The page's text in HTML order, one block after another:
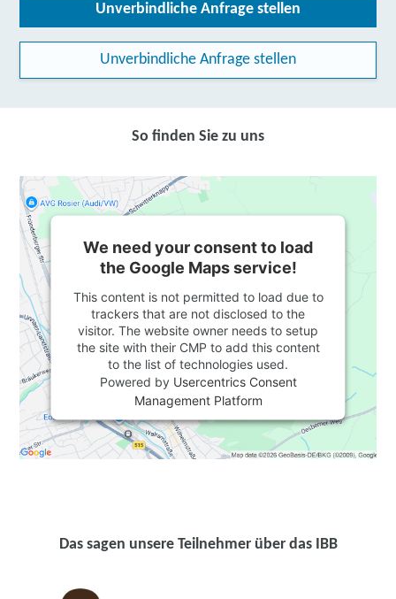
Unverbindliche Anfrage stellen
Unverbindliche Anfrage stellen
So finden Sie zu uns
We need your consent to load
the Google Maps service!
This content is not permitted to load due to
trackers that are not disclosed to the
visitor. The website owner needs to setup
the site with their CMP to add this content
to the list of technologies used.
Powered by Usercentrics Consent
Management Platform
Das sagen unsere Teilnehmer über das IBB